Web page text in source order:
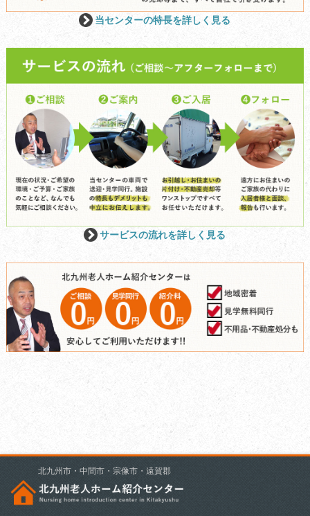
当センターの特長を詳しく見る
サービスの流れを詳しく見る
北九州市・中間市・宗像市・遠賀郡